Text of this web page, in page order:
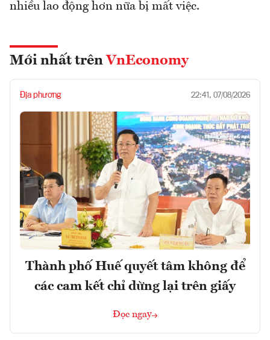
nhiều lao động hơn nữa bị mất việc.
Mới nhất trên VnEconomy
Địa phương 22:41, 07/08/2026
Thành phố Huế quyết tâm không để
các cam kết chỉ dừng lại trên giấy
Đọc ngay